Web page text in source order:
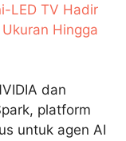
LED TV Hadir
Hingga
dan
platform
untuk agen AI